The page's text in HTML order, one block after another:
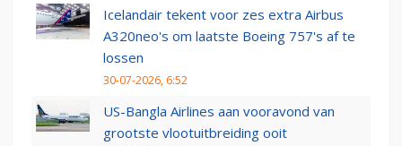
Icelandair tekent voor zes extra Airbus
A320neo's om laatste Boeing 757's af te
lossen
30-07-2026, 6:52
US-Bangla Airlines aan vooravond van
grootste vlootuitbreiding ooit